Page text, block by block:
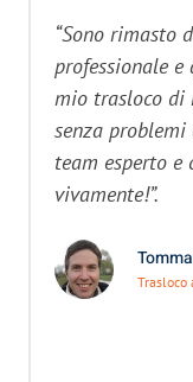
“Sono rimasto
professionale
mio trasloco di
senza
team esperto e
vivamente!”.
Trasloco